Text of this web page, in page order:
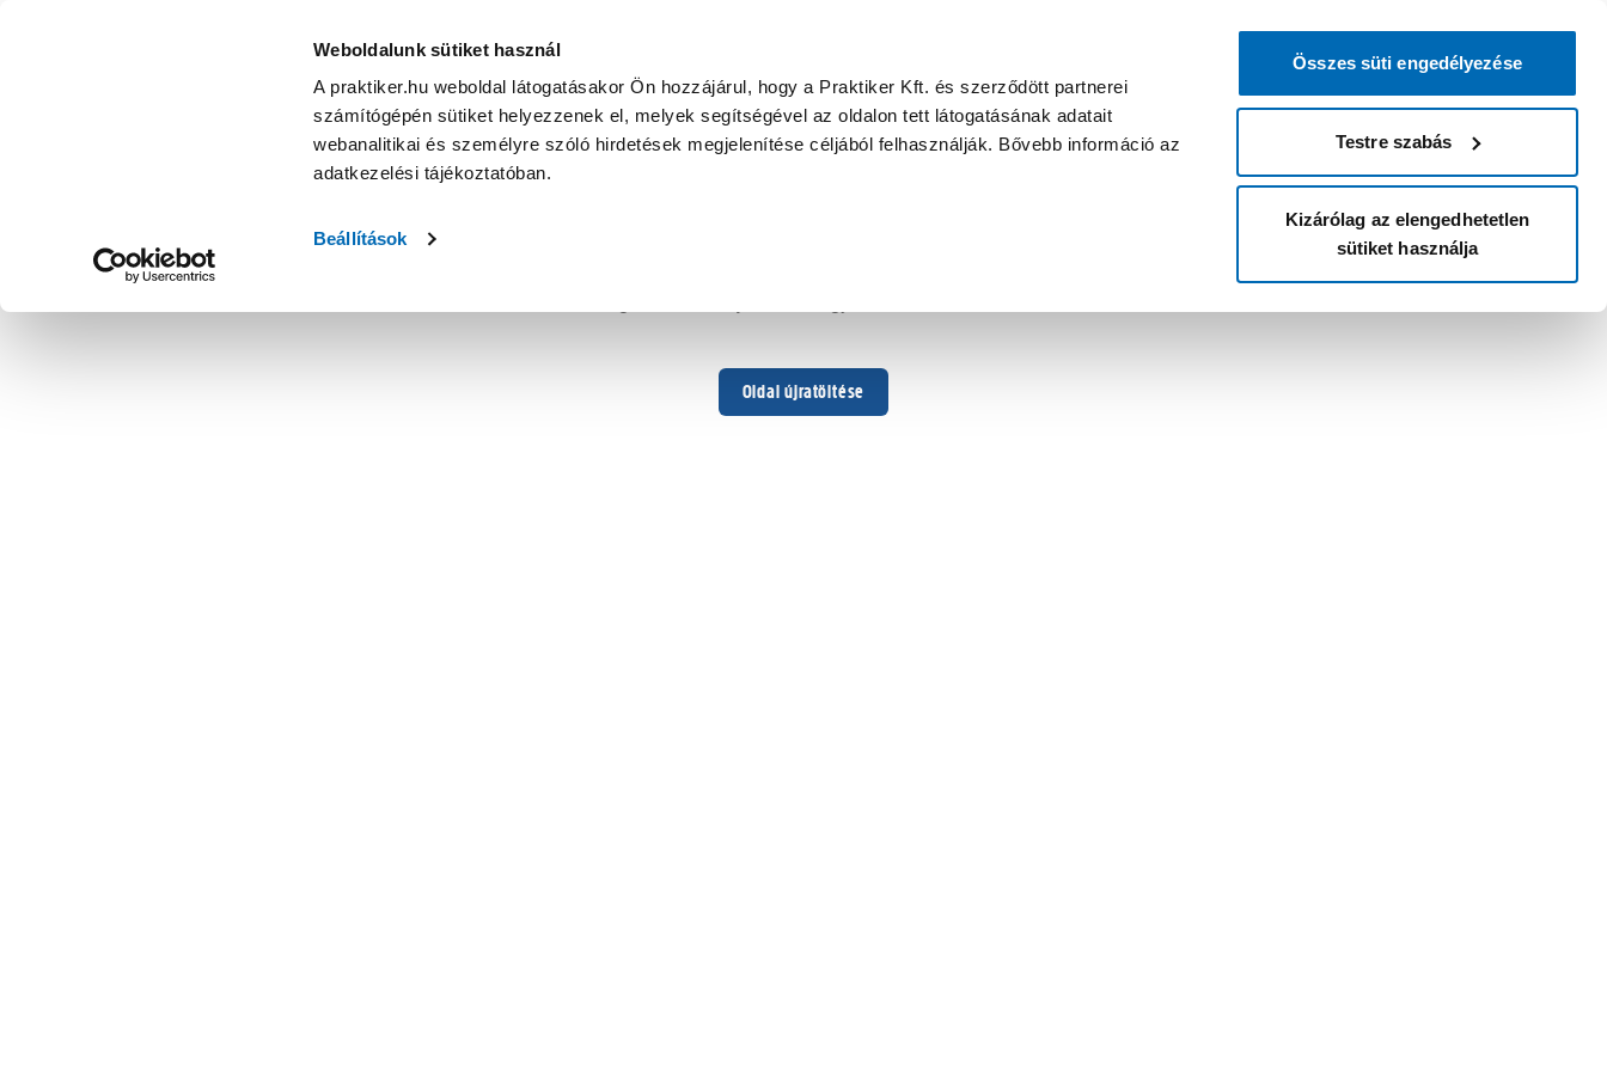
Weboldalunk sütiket használ
A praktiker.hu weboldal látogatásakor Ön hozzájárul, hogy a Praktiker Kft. és szerződött partnerei
számítógépén sütiket helyezzenek el, melyek segítségével az oldalon tett látogatásának adatait
webanalitikai és személyre szóló hirdetések megjelenítése céljából felhasználják. Bővebb információ az
adatkezelési tájékoztatóban.
Beállítások
Összes süti engedélyezése
Testre szabás
Kizárólag az elengedhetetlen
sütiket használja
Oldal újratöltése